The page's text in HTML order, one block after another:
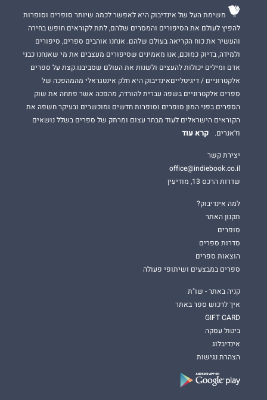
משימת העל של אינדיבוק היא לאפשר לכמה שיותר סופרים וסופרות
להפיץ לעולם את הסיפורים והמסרים שלהם, לתת לקוראים חופש בחירה
והעשיר את כוח הקריאה בעולם שלהם. אנחנו אוהבים ספרים, סיפורים
ולמידה, בדיוק כמוכם, אנו מאמינים שסיפורים מעצבים את מי שאנחנו כבני
אדם ומילים יכולות להעצים ולשנות את העולם שסביבנו.קצת על ספרים
אלקטרוניים / דיגיטלייםאינדיבוק היא חלק אינטגראלי מהמהפכה של
ספרים אלקטרוניים בשפה עברית להורדה, מהפכה אשר פתחה את שוק
הספרים בפני המון סופרים וסופרות חדשים ומוכשרים ובעיקר חשפה את
הקוראים הישראלים לעוד מבחר עצום ומרתק של ספרים בשלל נושאים
וז'אנרים.
קרא עוד
יצירת קשר
office@indiebook.co.il
שדרות הרכס 13, מודיעין
למה אינדיבוק?
תקנון האתר
סופרים
סדרות ספרים
הוצאות ספרים
ספרים במבצעים ושיתופי פעולה
קניה באתר - שו"ת
איך לרכוש ספר באתר
GIFT CARD
ביטול עסקה
אינדיבלוג
הצהרת נגישות